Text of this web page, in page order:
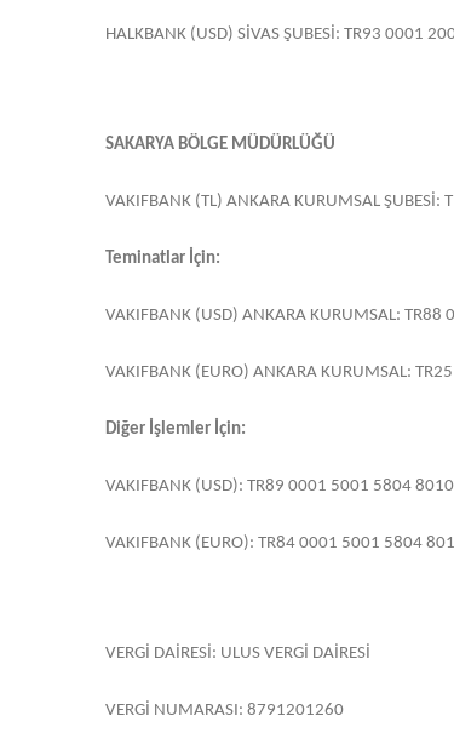
HALKBANK (USD) SİVAS ŞUBESİ: TR93 0001
SAKARYA BÖLGE MÜDÜRLÜĞÜ
VAKIFBANK (TL) ANKARA KURUMSAL
Teminatlar İçin:
VAKIFBANK (USD) ANKARA KURUMSAL:
VAKIFBANK (EURO) ANKARA KURUMSAL:
Diğer İşlemler İçin:
VAKIFBANK (USD): TR89 0001 5001 5804
VAKIFBANK (EURO): TR84 0001 5001 5804
VERGİ DAİRESİ: ULUS VERGİ DAİRESİ
VERGİ NUMARASI: 8791201260